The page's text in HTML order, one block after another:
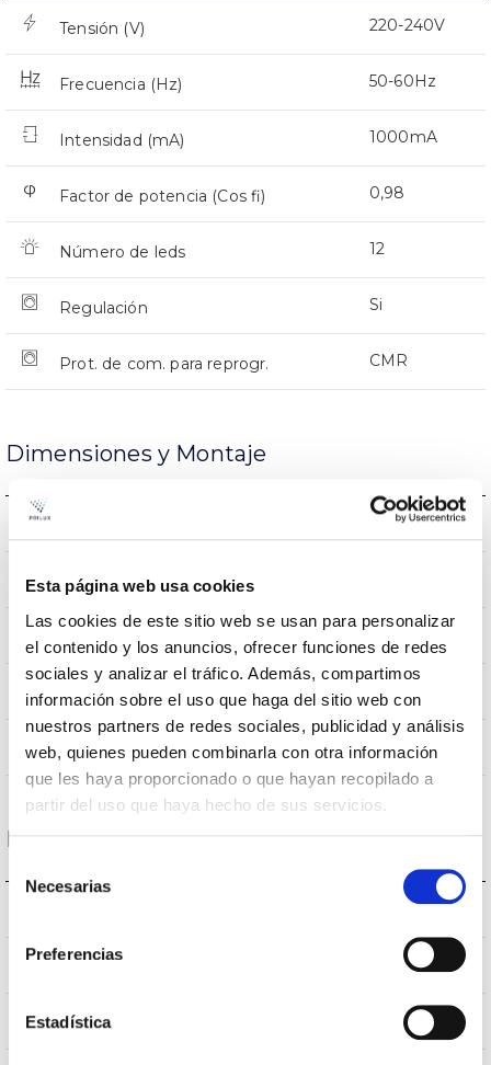
Esta página web usa cookies
Las cookies de este sitio web se usan para personalizar
el contenido y los anuncios, ofrecer funciones de redes
sociales y analizar el tráfico. Además, compartimos
información sobre el uso que haga del sitio web con
nuestros partners de redes sociales, publicidad y análisis
web, quienes pueden combinarla con otra información
que les haya proporcionado o que hayan recopilado a
partir del uso que haya hecho de sus servicios.
Necesarias
Preferencias
Estadística
Tensión (V) 220-240V
Frecuencia (Hz) 50-60Hz
Intensidad (mA) 1000mA
Factor de potencia (Cos fi) 0,98
Número de leds 12
Regulación Si
Prot. de com. para reprogr. CMR
Dimensiones y Montaje
Montaje en Brazo
Resistencia al Viento
Peso 9.5Kg
Dimensiones Ø600x435mm
Empalmable No
Datos ópticos
3.000K
>70
Óptica S150L1M